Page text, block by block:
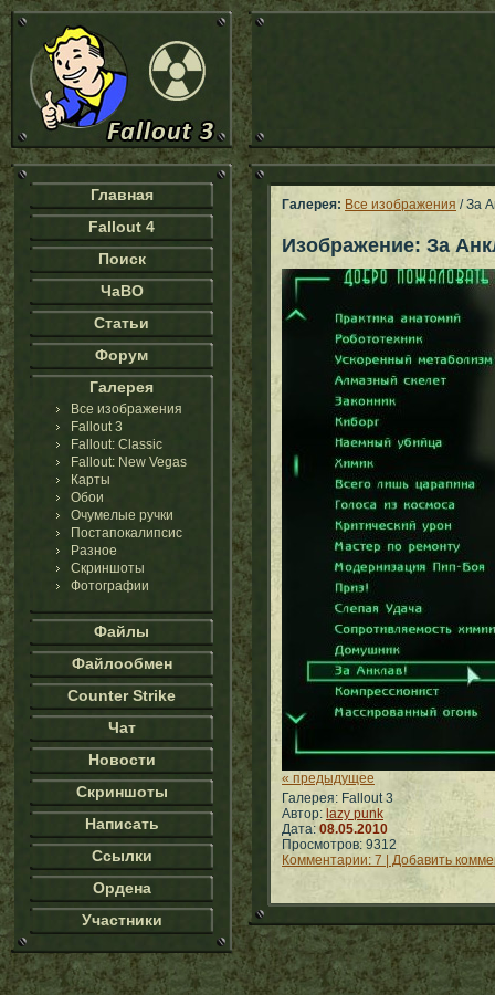
Главная
Fallout 4
Поиск
ЧаВО
Статьи
Форум
Галерея
Все изображения
Fallout 3
Fallout: Classic
Fallout: New Vegas
Карты
Обои
Очумелые ручки
Постапокалипсис
Разное
Скриншоты
Фотографии
Файлы
Файлообмен
Counter Strike
Чат
Новости
Скриншоты
Написать
Ссылки
Ордена
Участники
Галерея: Все изображения / За
Изображение: За
« предыдущее
Галерея: Fallout 3
Автор: lazy punk
Дата: 08.05.2010
Просмотров: 9312
Комментарии: 7 | Добавить